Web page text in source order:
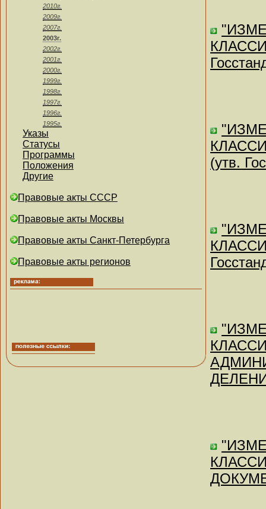
2010г.
2009г.
2007г.
2003г.
2002г.
2001г.
2000г.
1999г.
1998г.
1997г.
1996г.
1995г.
Указы
Статусы
Программы
Положения
Другие
Правовые акты СССР
Правовые акты Москвы
Правовые акты Санкт-Петербурга
Правовые акты регионов
(утв.